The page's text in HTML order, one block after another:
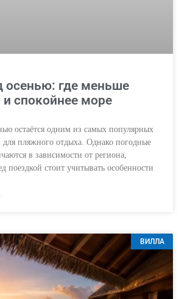
осенью: где меньше
спокойнее море
остаётся одним из самых популярных
для пляжного отдыха. Однако погодные
в зависимости от региона,
поездкой стоит учитывать особенности
ВИЛЛА